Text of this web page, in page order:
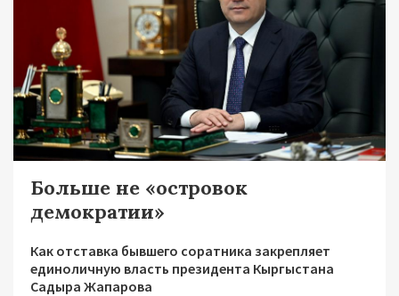
Больше не «островок
демократии»
Как отставка бывшего соратника закрепляет
единоличную власть президента Кыргыстана
Садыра Жапарова